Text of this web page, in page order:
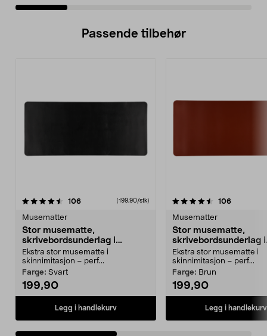
Passende tilbehør
106anmeldelser(199,90/stk)
Musematter
Stor musematte,
skrivebordsunderlag i
skinnimitasjon 90 × 40 cm
Ekstra stor musematte i
skinnimitasjon – perf...
Farge: Svart
199,90
Legg i handlekurv
4.5av 5 stjerner 106
Musematter
Stor musematte,
skrivebordsunderlag i
skinnimitasjon 90 ×
Ekstra stor musematte i
skinnimitasjon – perf...
Farge: Brun
199,90
Legg i handlekurv
4.5av 5 stjerner